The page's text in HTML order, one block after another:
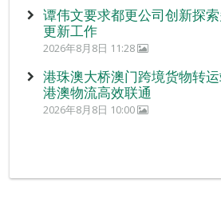
谭伟文要求都更公司创新探
更新工作
2026年8月8日 11:28
港珠澳大桥澳门跨境货物转
港澳物流高效联通
2026年8月8日 10:00